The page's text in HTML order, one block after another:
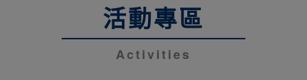
活動專區
Activities